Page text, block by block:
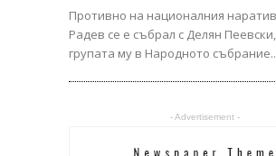
Противно на националния
Радев се е събрал с Делян
групата му в Народното
- Advertisement -